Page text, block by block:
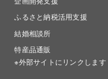
ふるさと納税活用支援
結婚相談所
特産品通販
※外部サイトにリンクします